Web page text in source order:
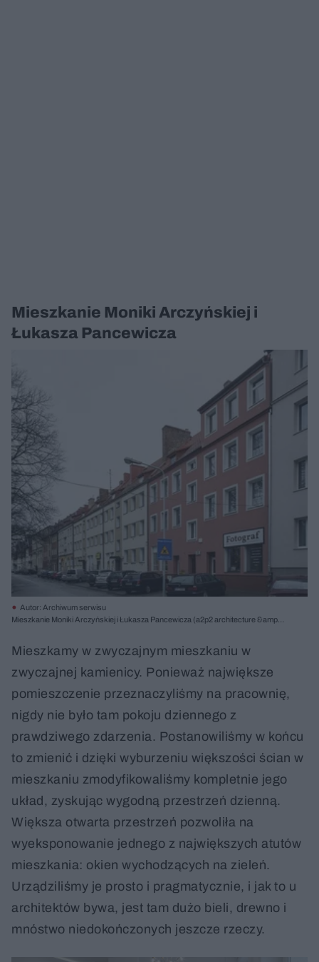
Mieszkanie Moniki Arczyńskiej i
Łukasza Pancewicza
Autor: Archiwum serwisu
Mieszkanie Moniki Arczyńskiej i Łukasza Pancewicza (a2p2 architecture &amp;
Mieszkamy w zwyczajnym mieszkaniu w
zwyczajnej kamienicy. Ponieważ największe
pomieszczenie przeznaczyliśmy na pracownię,
nigdy nie było tam pokoju dziennego z
prawdziwego zdarzenia. Postanowiliśmy w końcu
to zmienić i dzięki wyburzeniu większości ścian w
mieszkaniu zmodyfikowaliśmy kompletnie jego
układ, zyskując wygodną przestrzeń dzienną.
Większa otwarta przestrzeń pozwoliła na
wyeksponowanie jednego z największych atutów
mieszkania: okien wychodzących na zieleń.
Urządziliśmy je prosto i pragmatycznie, i jak to u
architektów bywa, jest tam dużo bieli, drewno i
mnóstwo niedokończonych jeszcze rzeczy.